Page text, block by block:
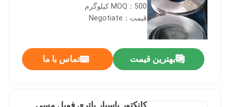
MOQ：500 کیلوگرم
قیمت：Negotiate
بهترین قیمت تماس با ما
کانکتور باسبار باتری فویل مسی